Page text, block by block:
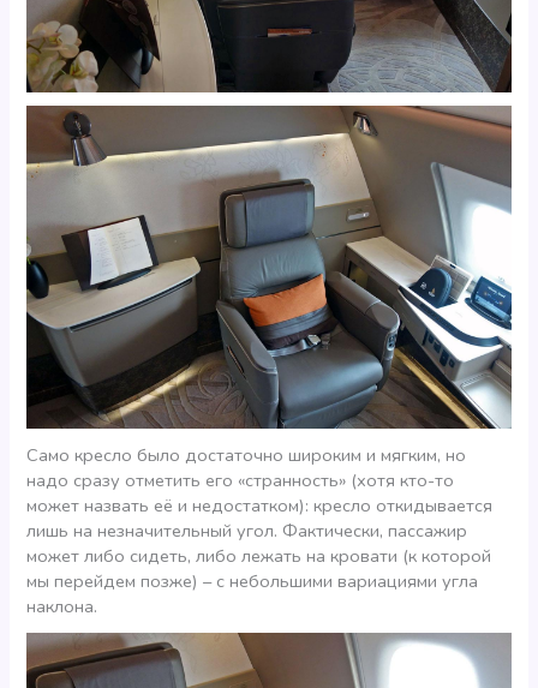
Само кресло было достаточно широким и мягким, но
надо сразу отметить его «странность» (хотя кто-то
может назвать её и недостатком): кресло откидывается
лишь на незначительный угол. Фактически, пассажир
может либо сидеть, либо лежать на кровати (к которой
мы перейдем позже) – с небольшими вариациями угла
наклона.